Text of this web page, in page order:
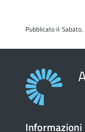
Pubblicato il:
Informazioni